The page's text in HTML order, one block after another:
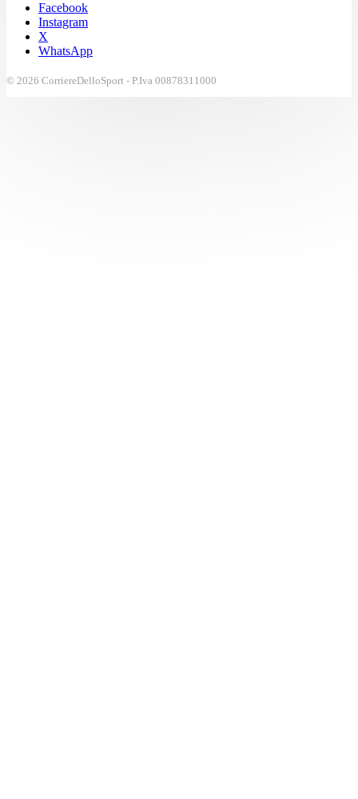
Facebook
Instagram
X
WhatsApp
© 2026 CorriereDelloSport - P.Iva 00878311000